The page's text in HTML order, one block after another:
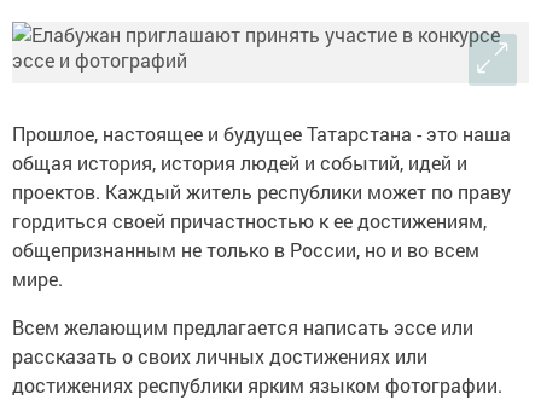
Прошлое, настоящее и будущее Татарстана - это наша
общая история, история людей и событий, идей и
проектов. Каждый житель республики может по праву
гордиться своей причастностью к ее достижениям,
общепризнанным не только в России, но и во всем
мире.
Всем желающим предлагается написать эссе или
рассказать о своих личных достижениях или
достижениях республики ярким языком фотографии.